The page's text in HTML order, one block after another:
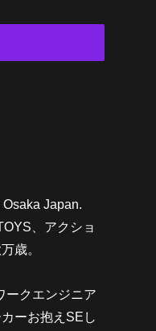
Japan.
、アクショ
歳。
ークエンジニア
ーお抱えSEし